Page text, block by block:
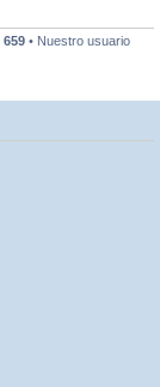
659 • Nuestro usuario